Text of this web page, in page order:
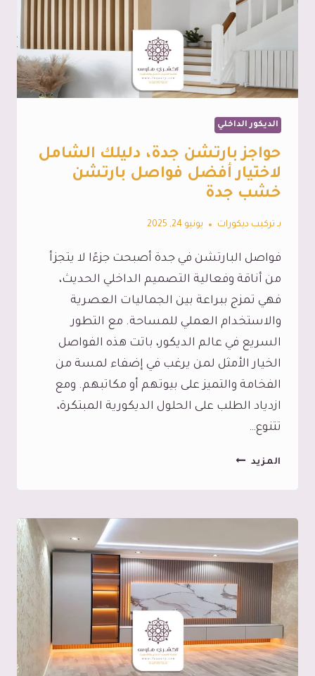
الديكور الداخلي
حواجز بارتشن جدة، دليلك الشامل
لاختيار أفضل فواصل بارتشن
خشب جدة
بـ تركيب ديكورات يونيو 24, 2025
فواصل البارتشن في جدة أصبحت جزءًا لا يتجزأ
من أناقة وفعالية التصميم الداخلي الحديث،
فهي تمزج ببراعة بين الجماليات العصرية
والاستخدام العملي للمساحة. مع التطور
السريع في عالم الديكور، باتت هذه الفواصل
الخيار الأمثل لمن يرغب في إضفاء لمسة من
الفخامة والتميز على بيوتهم أو مكاتبهم. ومع
ازدياد الطلب على الحلول الديكورية المبتكرة،
تتنوع…
المزيدحواجز
الشامل
لاختيار
أفضل
فواصل
بارتشن
خشب
جدة